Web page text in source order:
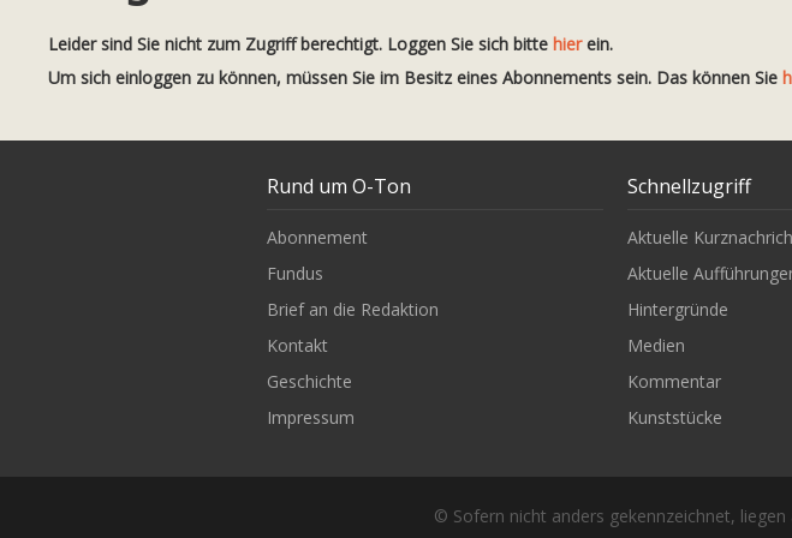
Leider sind Sie nicht zum Zugriff berechtigt. Loggen Sie sich bitte hierein.
Um sich einloggen zu können, müssen Sie im Besitz eines Abonnements sein. Das können Sie
© Sofern nicht anders gekennzeichnet,
Rund um O-Ton
Abonnement
Fundus
Brief an die Redaktion
Kontakt
Geschichte
Impressum
Schnellzugriff
Aktuelle
Aktuelle
Hintergründe
Medien
Kommentar
Kunststücke